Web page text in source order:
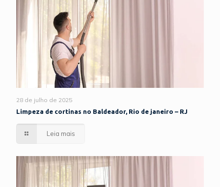
28 de julho de 2025
Limpeza de cortinas no Baldeador, Rio de janeiro – RJ
Leia mais